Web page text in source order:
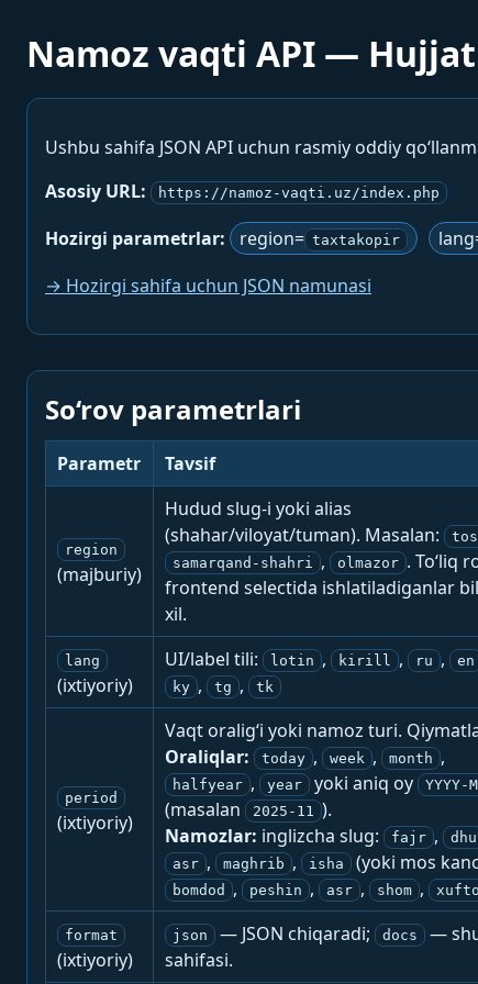
Namoz vaqti API — Hujjat
Ushbu sahifa JSON API uchun rasmiy oddiy
Asosiy URL:
https://namoz-vaqti.uz/index.php
Hozirgi parametrlar: region= taxtakopir
→ Hozirgi sahifa uchun JSON namunasi
So‘rov parametrlari
Parametr Tavsif
region
(majburiy)
Hudud slug-i yoki alias
(shahar/viloyat/tuman). Masalan:
samarqand-shahri , olmazor . To‘liq
frontend selectida ishlatiladiganlar
xil.
lang
(ixtiyoriy)
UI/label tili: lotin , kirill , ru , en
ky , tg , tk
period
(ixtiyoriy)
Vaqt oralig‘i yoki namoz turi.
Oraliqlar:
today , week , month ,
halfyear , year yoki aniq oy YYYY-
(masalan 2025-11 ).
Namozlar: inglizcha slug: fajr ,
asr , maghrib , isha (yoki mos
bomdod , peshin , asr , shom ,
format
(ixtiyoriy)
json — JSON chiqaradi; docs
—
sahifasi.